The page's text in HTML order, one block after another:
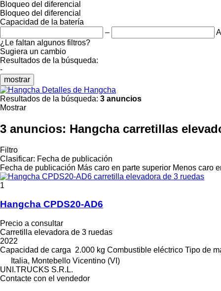
Bloqueo del diferencial
Bloqueo del diferencial
Capacidad de la batería
–
¿Le faltan algunos filtros?
Sugiera un cambio
Resultados de la búsqueda:
-
mostrar
Detalles de Hangcha
Resultados de la búsqueda: 3 anuncios
Mostrar
3 anuncios: Hangcha carretillas
Filtro
Clasificar: Fecha de publicación
Fecha de publicación Más caro en parte superior Menos caro
1
Hangcha CPDS20-AD6
Precio a consultar
Carretilla elevadora de 3 ruedas
2022
Capacidad de carga 2.000 kg Combustible eléctrico Tipo de
Italia, Montebello Vicentino (VI)
UNI.TRUCKS S.R.L.
Contacte con el vendedor